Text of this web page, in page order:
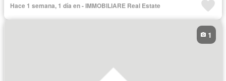
Hace 1 semana, 1 día en - IMMOBILIARE Real Estate
1